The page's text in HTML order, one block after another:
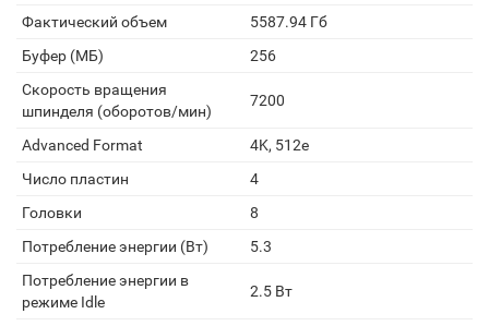
Фактический объем
5587.94 Гб
Буфер (МБ)
256
Скорость вращения
шпинделя (оборотов/мин)
7200
Advanced Format
4K, 512e
Число пластин
4
Головки
8
Потребление энергии (Вт)
5.3
Потребление энергии в
режиме Idle
2.5 Вт